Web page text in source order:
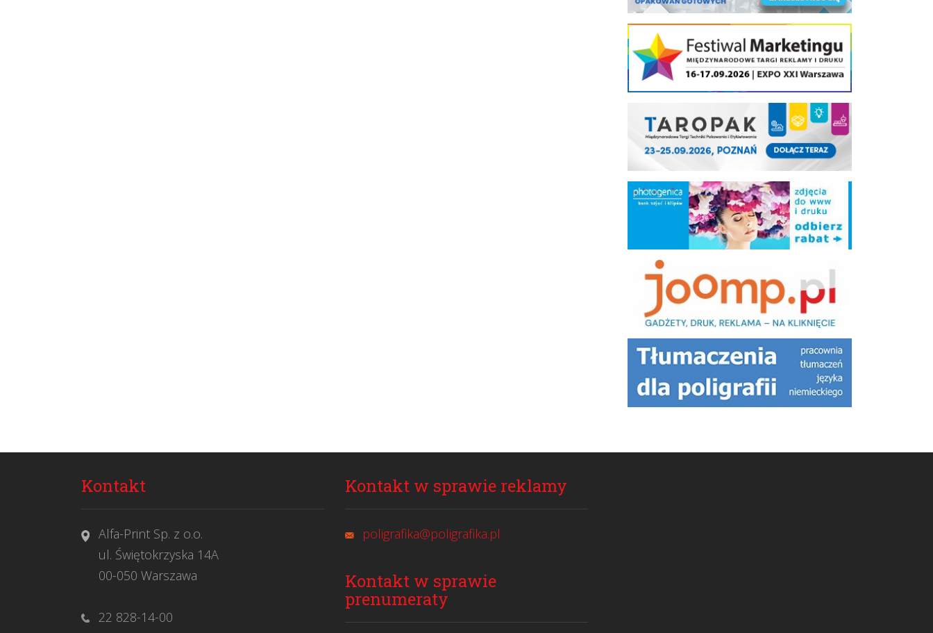
Kontakt
Alfa-Print Sp. z o.o.
ul. Świętokrzyska 14A
00-050 Warszawa
22 828-14-00
Kontakt w sprawie reklamy
poligrafika@poligrafika.pl
Kontakt w sprawie
prenumeraty